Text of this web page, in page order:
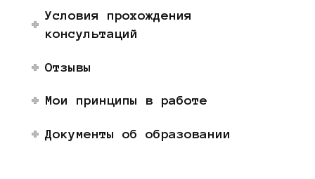
Условия прохождения
консультаций
Отзывы
Мои принципы в работе
Документы об образовании